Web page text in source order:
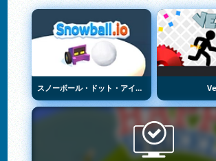
スノーボール・ドット・アイオー